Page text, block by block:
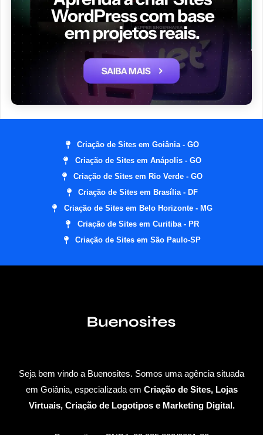
Criação de Sites em Goiânia - GO
Criação de Sites em Anápolis - GO
Criação de Sites em Rio Verde - GO
Criação de Sites em Brasília - DF
Criação de Sites em Belo Horizonte - MG
Criação de Sites em Curitiba - PR
Criação de Sites em São Paulo-SP
Seja bem vindo a Buenosites. Somos uma agência situada
em Goiânia, especializada em Criação de Sites, Lojas
Virtuais, Criação de Logotipos e Marketing Digital.